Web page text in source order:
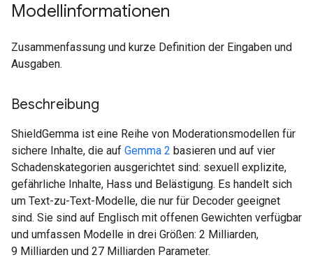
Modellinformationen
Zusammenfassung und kurze Definition der Eingaben und
Ausgaben.
Beschreibung
ShieldGemma ist eine Reihe von Moderationsmodellen für
sichere Inhalte, die auf Gemma 2 basieren und auf vier
Schadenskategorien ausgerichtet sind: sexuell explizite,
gefährliche Inhalte, Hass und Belästigung. Es handelt sich
um Text-zu-Text-Modelle, die nur für Decoder geeignet
sind. Sie sind auf Englisch mit offenen Gewichten verfügbar
und umfassen Modelle in drei Größen: 2 Milliarden,
9 Milliarden und 27 Milliarden Parameter.